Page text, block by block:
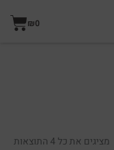
₪0
מציגים את כל ⁦4⁩ התוצאות